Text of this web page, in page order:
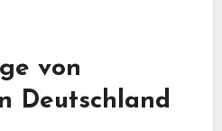
von
Deutschland